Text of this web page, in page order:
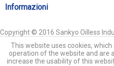
Informazioni
Copyright © 2016 Sankyo Oilless
This website uses cookies,
operation of the website and are
increase the usability of this